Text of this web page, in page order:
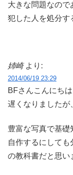
大きな問題なので
犯した人を処分す
姉崎 より:
2014/06/19 23:29
BFさんこんにちは
遅くなりましたが
豊富な写真で基礎
自作するにして
の教科書だと思い